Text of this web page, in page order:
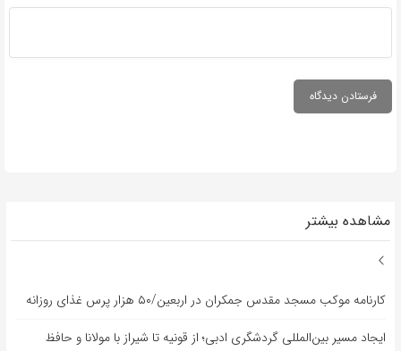
مشاهده بیشتر
کارنامه موکب مسجد مقدس جمکران در اربعین/۵۰ هزار پرس غذای روزانه
ایجاد مسیر بین‌المللی گردشگری ادبی؛ از قونیه تا شیراز با مولانا و حافظ